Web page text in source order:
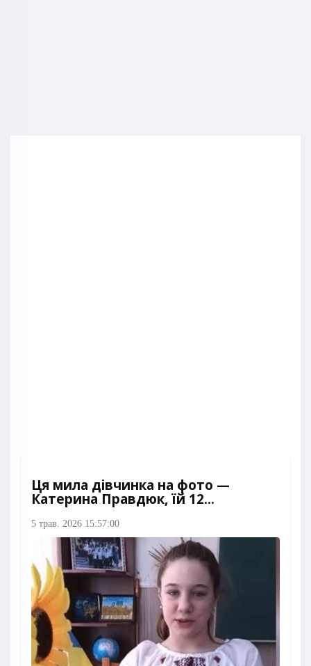
Ця мила дівчинка на фото —
Катерина Правдюк, їй 12...
5 трав. 2026 15:57:00